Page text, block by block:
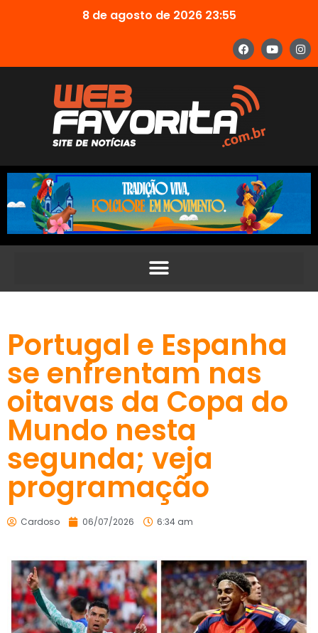
8 de agosto de 2026 23:55
Portugal e Espanha
se enfrentam nas
oitavas da Copa do
Mundo nesta
segunda; veja
programação
Cardoso 06/07/2026 6:34 am